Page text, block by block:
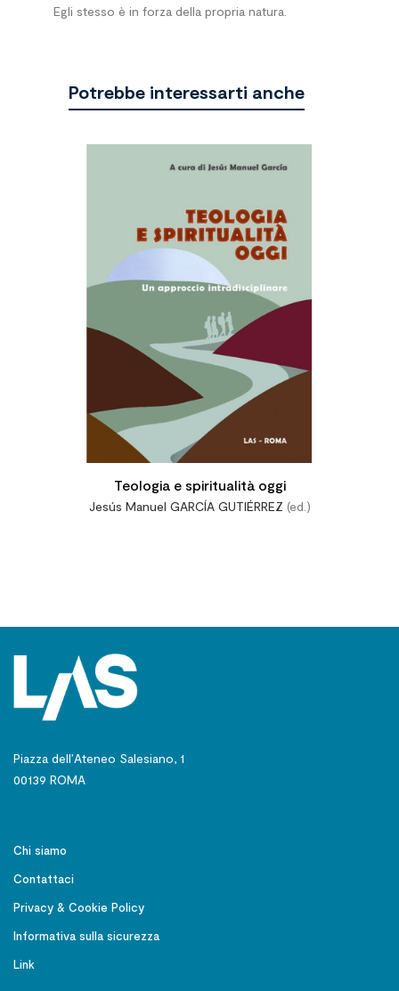
Egli stesso è in forza della propria natura.
Potrebbe interessarti anche
Teologia e spiritualità oggi
Jesús Manuel GARCÍA GUTIÉRREZ (ed.)
Piazza dell’Ateneo Salesiano, 1
00139 ROMA
Chi siamo
Contattaci
Privacy & Cookie Policy
Informativa sulla sicurezza
Link